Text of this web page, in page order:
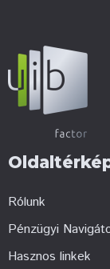
Rólunk
Pénzügyi
Hasznos linkek